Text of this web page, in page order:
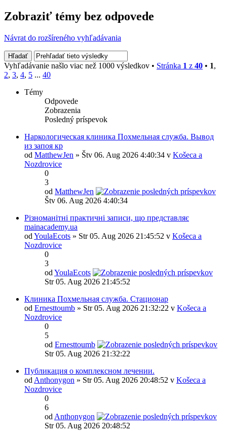
Zobraziť témy bez odpovede
Návrat do rozšíreného vyhľadávania
Vyhľadávanie našlo viac než 1000 výsledkov • Stránka 1 z 40 • 1,
2, 3, 4, 5 ... 40
Témy
Odpovede
Zobrazenia
Posledný príspevok
Наркологическая клиника Похмельная служба. Вывод
из запоя кр
od MatthewJen » Štv 06. Aug 2026 4:40:34 v Košeca a
Nozdrovice
0
3
od MatthewJen
Štv 06. Aug 2026 4:40:34
Різноманітні практичні записи, що представляє
mainacademy.ua
od YoulaEcots » Str 05. Aug 2026 21:45:52 v Košeca a
Nozdrovice
0
3
od YoulaEcots
Str 05. Aug 2026 21:45:52
Клиника Похмельная служба. Стационар
od Ernesttoumb » Str 05. Aug 2026 21:32:22 v Košeca a
Nozdrovice
0
5
od Ernesttoumb
Str 05. Aug 2026 21:32:22
Публикация о комплексном лечении.
od Anthonygon » Str 05. Aug 2026 20:48:52 v Košeca a
Nozdrovice
0
6
od Anthonygon
Str 05. Aug 2026 20:48:52